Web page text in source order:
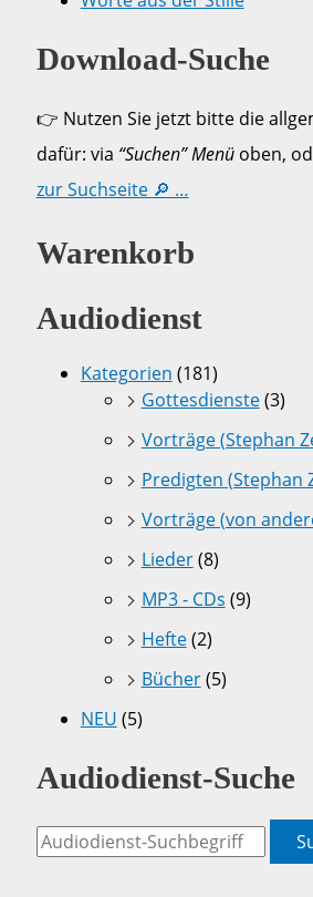
Download-Suche
👉 Nutzen Sie jetzt bitte die
dafür: via “Suchen” Menüoben,
zur Suchseite 🔎 …
Warenkorb
Audiodienst
Kategorien (181)
Gottesdienste(3)
Vorträge (Stephan
Predigten (Stephan
Vorträge (von
Lieder(8)
MP3 - CDs (9)
Hefte(2)
Bücher(5)
NEU (5)
Audiodienst-Suche